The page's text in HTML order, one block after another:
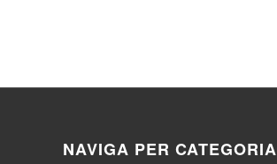
NAVIGA PER CATEGORIA